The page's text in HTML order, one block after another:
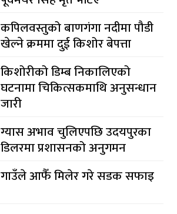
कपिलवस्तुको बाणगंगा नदीमा पौडी
खेल्ने क्रममा दुई किशोर बेपत्ता
किशोरीको डिम्ब निकालिएको
घटनामा चिकित्सकमाथि अनुसन्धान
जारी
ग्यास अभाव चुलिएपछि उदयपुरका
डिलरमा प्रशासनको अनुगमन
गाउँले आफैँ मिलेर गरे सडक सफाइ